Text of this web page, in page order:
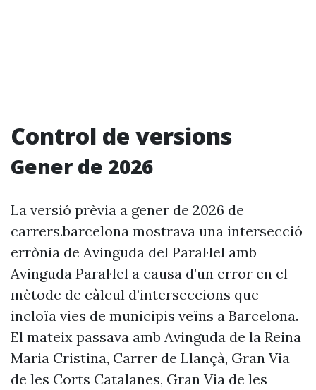
Control de versions
Gener de 2026
La versió prèvia a gener de 2026 de
carrers.barcelona mostrava una intersecció
errònia de Avinguda del Paral·lel amb
Avinguda Paral·lel a causa d’un error en el
mètode de càlcul d’interseccions que
incloïa vies de municipis veïns a Barcelona.
El mateix passava amb Avinguda de la Reina
Maria Cristina, Carrer de Llançà, Gran Via
de les Corts Catalanes, Gran Via de les